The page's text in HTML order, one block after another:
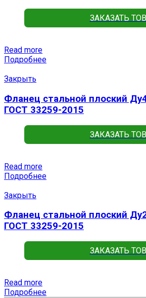
ЗАКАЗАТЬ
Read more
Подробнее
Закрыть
Фланец стальной плоский
ГОСТ 33259-2015
ЗАКАЗАТЬ
Read more
Подробнее
Закрыть
Фланец стальной плоский
ГОСТ 33259-2015
ЗАКАЗАТЬ
Read more
Подробнее